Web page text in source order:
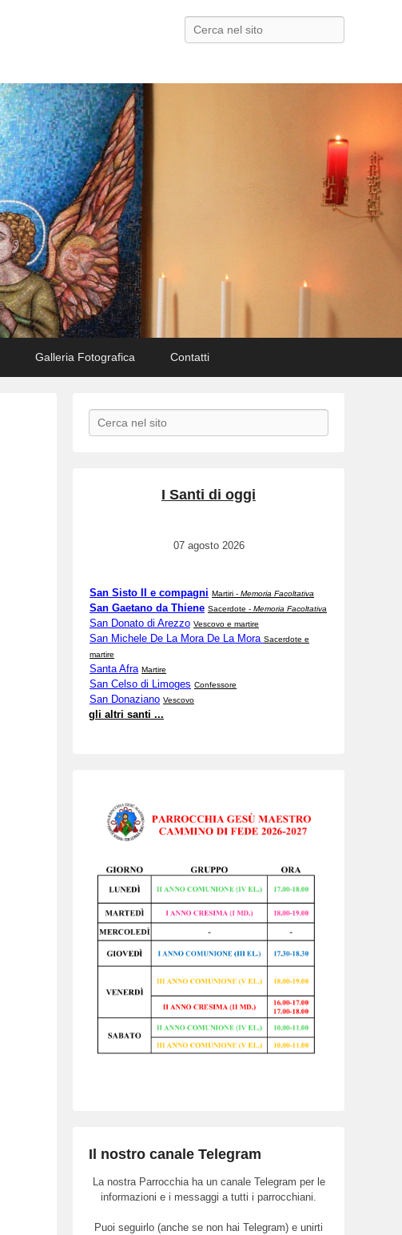
Search
Galleria Fotografica Contatti
Search
I Santi di oggi
07 agosto 2026
San Sisto II e compagni Martiri - Memoria Facoltativa
San Gaetano da Thiene Sacerdote - Memoria Facoltativa
San Donato di Arezzo Vescovo e martire
San Michele De La Mora De La Mora Sacerdote e
martire
Santa Afra Martire
San Celso di Limoges Confessore
San Donaziano Vescovo
gli altri santi ...
Il nostro canale Telegram
La nostra Parrocchia ha un canale Telegram per le
informazioni e i messaggi a tutti i parrocchiani.
Puoi seguirlo (anche se non hai Telegram) e unirti